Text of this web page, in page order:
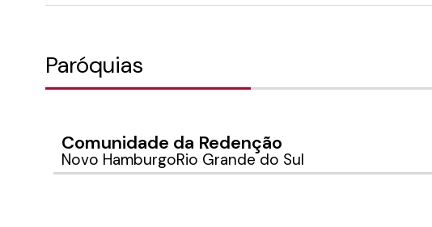
Paróquias
Comunidade da Redenção
Novo HamburgoRio Grande do Sul